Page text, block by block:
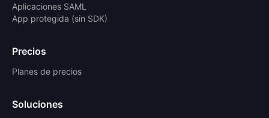
Aplicaciones SAML
App protegida (sin SDK)
Precios
Planes de precios
Soluciones